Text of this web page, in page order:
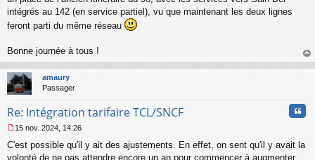
intégrés au 142 (en service partiel), vu que maintenant les deux lignes
feront parti du même réseau
Bonne journée à tous !
au
amaury
Passager
Re: Intégration tarifaire TCL/SNCF
e
s
15 nov. 2024, 14:26
C'est possible qu'il y ait des ajustements. En effet, on sent qu'il y avait la
volonté de ne pas attendre encore un an pour commencer à augmenter